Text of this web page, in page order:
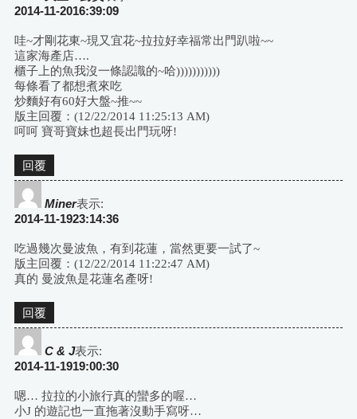
2014-11-2016:39:09
哇~才剛花東~現又宜花~拉拉好幸福常出門趴啦~~
這家海產店….
櫃子上的魚我沒一條認識的~哈)))))))))))
每條看了都想煮來吃
炒麵好有60好大盤~推~~
版主回覆：(12/22/2014 11:25:13 AM)
呵呵 寶哥寶妹也超長出門玩呀!
回覆
Miner表示:
2014-11-1923:14:36
吃過幾次曼波魚，有到花蓮，當然更要一試了~
版主回覆：(12/22/2014 11:22:47 AM)
真的 曼波魚是花蓮名產呀!
回覆
C & J表示:
2014-11-1919:00:30
嗯… 拉拉的小旅行真的蠻多的喔…
小J 的遊記也一直拖著沒動手寫呀…